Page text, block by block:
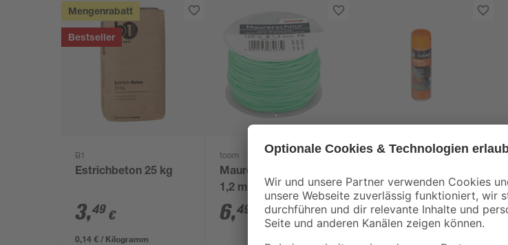
Mengenrabatt
Bestseller
B1
Estrichbeton 25 kg
3,49 €
0,14 € / Kilogramm
toom
Maurerschnur grün Ø
1,2 mm x 100 m
6,49
leuchtorange 500 ml
11,99€